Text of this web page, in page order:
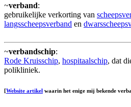
~verband:
gebruikelijke verkorting van
langsscheepsverband en
~verbandschip:
Rode Kruisschip, hospitaalschip, dat
polikliniek.
[Website artikel waarin het enige mij bekende